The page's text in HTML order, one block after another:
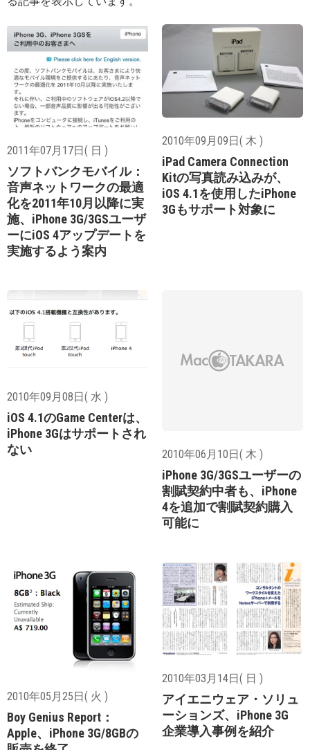
2011年07月17日( 日 )
ソフトバンクモバイル：
音声ネットワークの最適
化を2011年10月以降に実
施、iPhone 3G/3GSユーザ
ーにiOS 4アップデートを
実施するよう案内
2010年09月09日( 木 )
iPad Camera Connection
Kitの写真読み込みが、
iOS 4.1を使用したiPhone
3Gもサポート対象に
2010年09月08日( 水 )
iOS 4.1のGame Centerは、
iPhone 3Gはサポートされ
ない
2010年06月10日( 木 )
iPhone 3G/3GSユーザーの
割賦契約中者も、iPhone
4を追加で割賦契約購入
可能に
2010年05月25日( 火 )
Boy Genius Report：
Apple、iPhone 3G/8GBの
2010年03月14日( 日 )
アイエニウェア・ソリュ
ーションズ、iPhone 3G
企業導入事例を紹介